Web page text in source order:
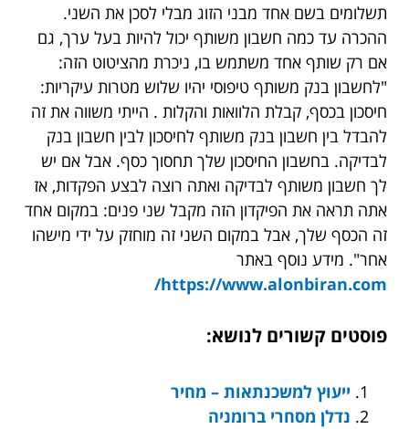
תשלומים בשם אחד מבני הזוג מבלי לסכן את השני.
ההכרה עד כמה חשבון משותף יכול להיות בעל ערך, גם
אם רק שותף אחד משתמש בו, ניכרת מהציטוט הזה:
"לחשבון בנק משותף טיפוסי יהיו שלוש מטרות עיקריות:
חיסכון בכסף, קבלת הלוואות והקלות . הייתי משווה את זה
להבדל בין חשבון בנק משותף לחיסכון לבין חשבון בנק
לבדיקה. בחשבון החיסכון שלך תחסוך כסף. אבל אם יש
לך חשבון משותף לבדיקה ואתה רוצה לבצע הפקדות, אז
אתה תראה את הפיקדון הזה מקבל שני פנים: במקום אחד
זה הכסף שלך, אבל במקום השני זה מוחזק על ידי מישהו
אחר". מידע נוסף באתר
https://www.alonbiran.com/
פוסטים קשורים לנושא:
ייעוץ למשכנתאות – מחיר
נדלן מסחרי ברומניה